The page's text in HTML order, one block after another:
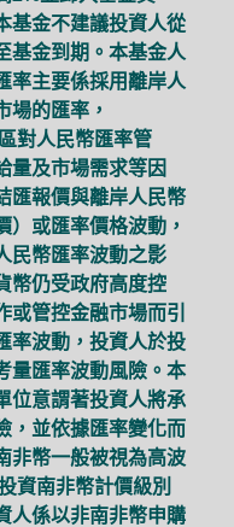
基金不建議投資人從
基金到期。本基金人
率主要係採用離岸人
場的匯率，
對人民幣匯率管
量及市場需求等因
匯報價與離岸人民幣
）或匯率價格波動，
民幣匯率波動之影
幣仍受政府高度控
或管控金融市場而引
率波動，投資人於投
量匯率波動風險。本
位意謂著投資人將承
，並依據匯率變化而
非幣一般被視為高波
資南非幣計價級別
人係以非南非幣申購